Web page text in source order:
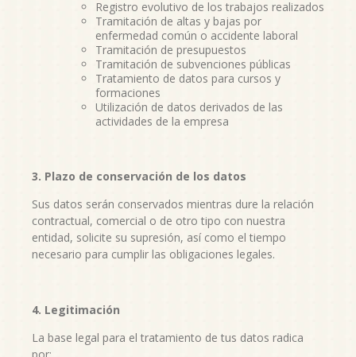
Registro evolutivo de los trabajos realizados
Tramitación de altas y bajas por
enfermedad común o accidente laboral
Tramitación de presupuestos
Tramitación de subvenciones públicas
Tratamiento de datos para cursos y
formaciones
Utilización de datos derivados de las
actividades de la empresa
3. Plazo de conservación de los datos
Sus datos serán conservados mientras dure la relación
contractual, comercial o de otro tipo con nuestra
entidad, solicite su supresión, así como el tiempo
necesario para cumplir las obligaciones legales.
4. Legitimación
La base legal para el tratamiento de tus datos radica